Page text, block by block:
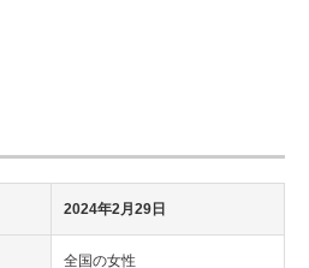
2024年2月29日
全国の女性